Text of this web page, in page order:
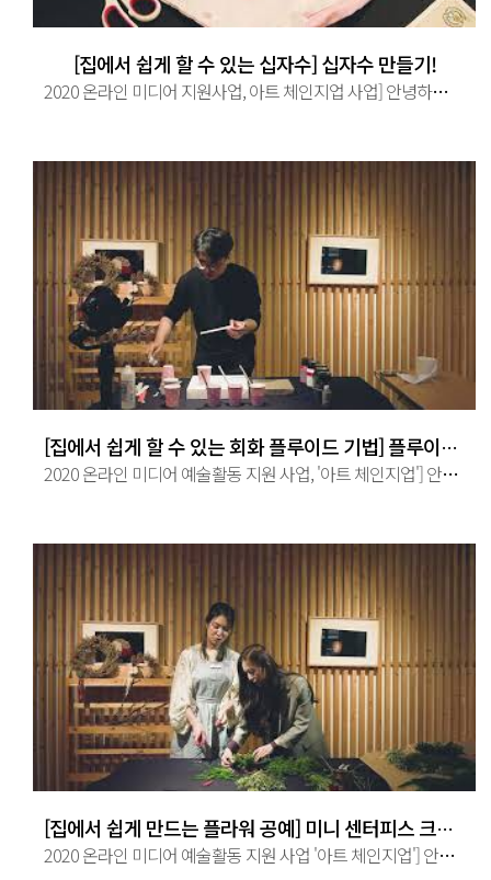
[집에서 쉽게 할 수 있는 십자수] 십자수 만들기!
2020 온라인 미디어 지원사업, 아트 체인지업 사업] 안녕하세요 문화아리입니다 ^^ 오늘 영상은! 집에서 누구나 할 수 있는 십자수 ...
[집에서 쉽게 할 수 있는 회화 플루이드 기법] 플루이드 쉽게 따라하기
2020 온라인 미디어 예술활동 지원 사업, '아트 체인지업'] 안녕하세요 청년 문화예술 단체 문화아리 입니다 ^^ 이번 영상은 이우상 ...
[집에서 쉽게 만드는 플라워 공예] 미니 센터피스 크리스마스 리스 만들기
2020 온라인 미디어 예술활동 지원 사업 '아트 체인지업'] 안녕하세요 청년 문화예술 단체 문화아리입니다 ^^ 이번 영상은 바로 집에서 ...